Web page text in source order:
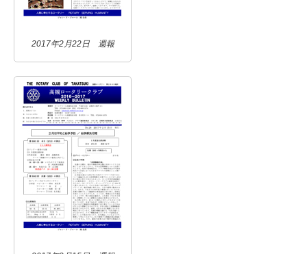
2017年2月22日 週報